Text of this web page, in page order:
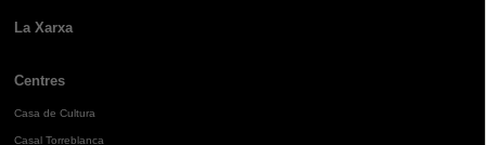
La Xarxa
Centres
Casa de Cultura
Casal Torreblanca